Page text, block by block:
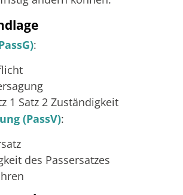
:
1 Satz 2 Zuständigkeit
(PassV):
des Passersatzes